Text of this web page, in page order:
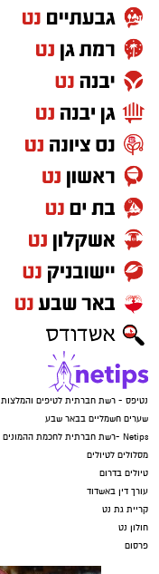
נטיפס - רשת חברתית לטיפים והמלצות
שערים חשמליים בבאר שבע
Netips -רשת חברתית לחכמת ההמונים
מסלולים לטיולים
טיולים בדרום
עורך דין באשדוד
קריית גת נט
חולון נט
פרסום